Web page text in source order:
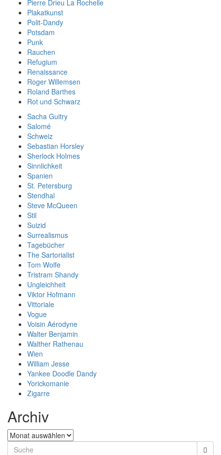
Pierre Drieu La Rochelle
Plakatkunst
Polit-Dandy
Potsdam
Punk
Rauchen
Refugium
Renaissance
Roger Willemsen
Roland Barthes
Rot und Schwarz
Sacha Guitry
Salomé
Schweiz
Sebastian Horsley
Sherlock Holmes
Sinnlichkeit
Spanien
St. Petersburg
Stendhal
Steve McQueen
Stil
Suizid
Surrealismus
Tagebücher
The Sartorialist
Tom Wolfe
Tristram Shandy
Ungleichheit
Viktor Hofmann
Vittoriale
Vogue
Voisin Aérodyne
Walter Benjamin
Walther Rathenau
Wien
William Jesse
Yankee Doodle Dandy
Yorickomanie
Zigarre
Archiv
Archiv
Search